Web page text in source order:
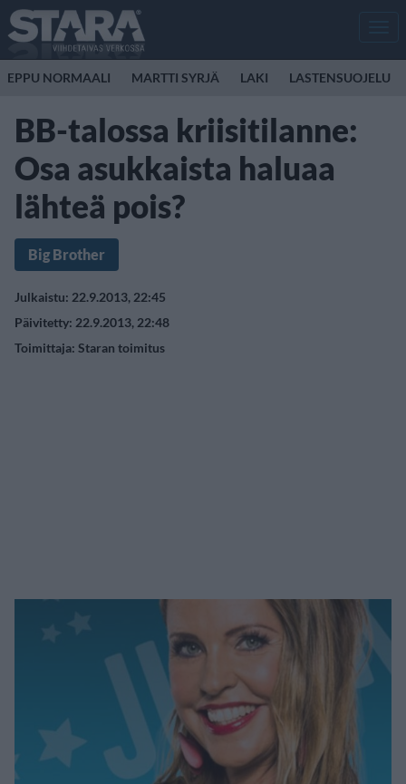
EPPU NORMAALI MARTTI SYRJÄ LAKI LASTENSUOJELU
BB-talossa kriisitilanne:
Osa asukkaista haluaa
lähteä pois?
Big Brother
Julkaistu: 22.9.2013, 22:45
Päivitetty: 22.9.2013, 22:48
Toimittaja: Staran toimitus